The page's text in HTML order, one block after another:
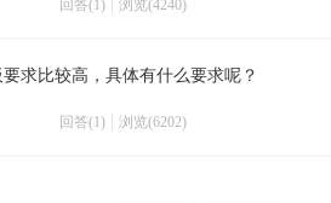
回答(1) 浏览(4240)
求比较高，具体有什么要求呢？
回答(1) 浏览(6202)